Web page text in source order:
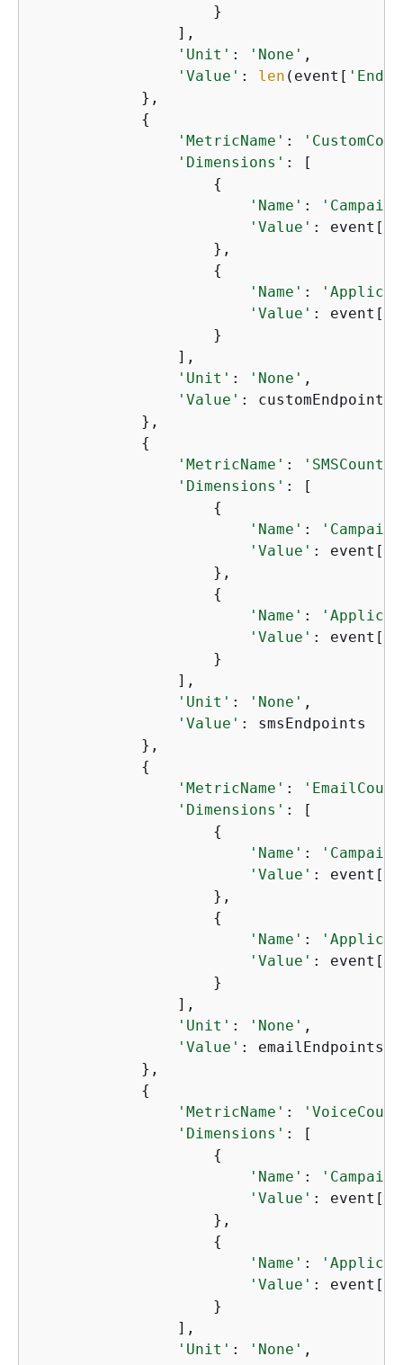
                    }
                ],
'Unit' : 'None' ,
'Value' : len (event[
            },
{
'MetricName' :
'Dimensions' : [
{
'Name' :
'Value' : event[
                    },
{
'Name' :
'Value' : event[
                    }
                ],
'Unit' : 'None' ,
'Value' : customEndpoints
            },
{
'MetricName' : 'SMSCount'
'Dimensions' : [
{
'Name' :
'Value' : event[
                    },
{
'Name' :
'Value' : event[
                    }
                ],
'Unit' : 'None' ,
'Value' : smsEndpoints
            },
{
'MetricName' :
'Dimensions' : [
{
'Name' :
'Value' : event[
                    },
{
'Name' :
'Value' : event[
                    }
                ],
'Unit' : 'None' ,
'Value' : emailEndpoints
            },
{
'MetricName' :
'Dimensions' : [
{
'Name' :
'Value' : event[
                    },
{
'Name' :
'Value' : event[
                    }
                ],
'Unit' : 'None' ,